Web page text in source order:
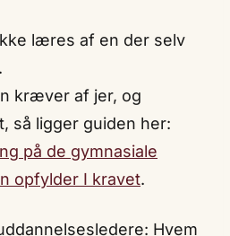
læres af en der selv
kræver af jer, og
så ligger guiden her:
på de gymnasiale
opfylder I kravet.
Hvem